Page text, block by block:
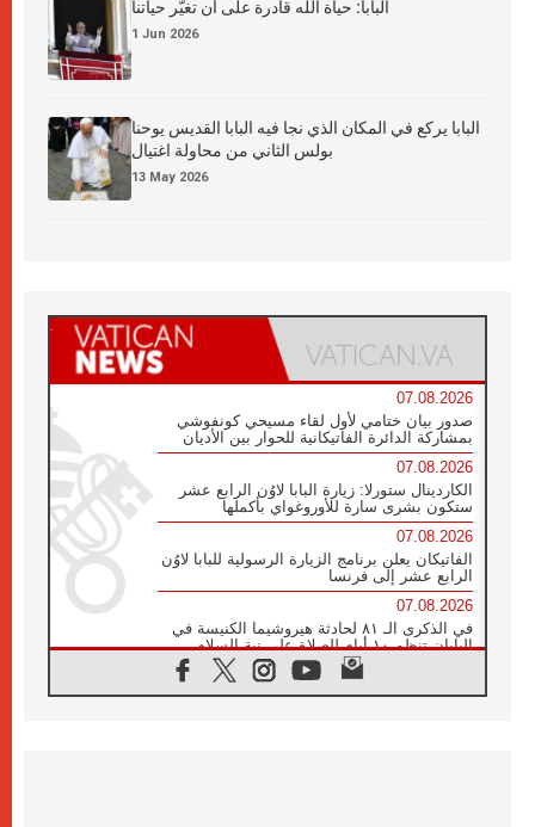
البابا: حياة الله قادرة على أن تغيّر حياتنا
1 Jun 2026
البابا يركع في المكان الذي نجا فيه البابا القديس يوحنا
بولس الثاني من محاولة اغتيال
13 May 2026
07.08.2026
صدور بيان ختامي لأول لقاء مسيحي كونفوشي
بمشاركة الدائرة الفاتيكانية للحوار بين الأديان
07.08.2026
الكاردينال ستورلا: زيارة البابا لاوُن الرابع عشر
ستكون بشرى سارة للأوروغواي بأكملها
07.08.2026
الفاتيكان يعلن برنامج الزيارة الرسولية للبابا لاوُن
الرابع عشر إلى فرنسا
07.08.2026
في الذكرى الـ ٨١ لحادثة هيروشيما الكنيسة في
اليابان تنظم ١٠ أيام للصلاة على نية السلام
الكنيسة في الأوروغواي: زيارة البابا ستعزز